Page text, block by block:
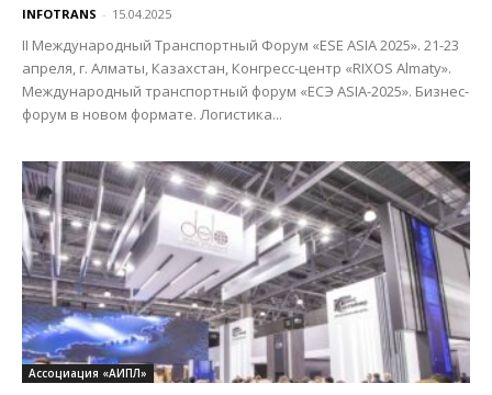
INFOTRANS - 15.04.2025
II Международный Транспортный Форум «ESE ASIA 2025». 21-23
апреля, г. Алматы, Казахстан, Конгресс-центр «RIXOS Almaty».
Международный транспортный форум «ЕСЭ ASIA-2025». Бизнес-
форум в новом формате. Логистика...
Ассоциация «АИПЛ»